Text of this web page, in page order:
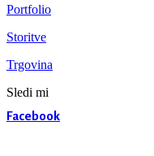
Portfolio
Storitve
Trgovina
Sledi mi
Facebook